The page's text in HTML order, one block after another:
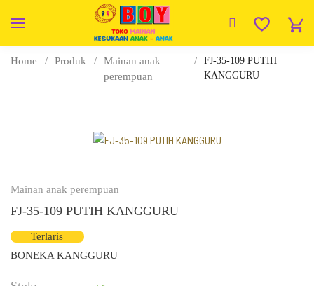
Home Produk
Mainan anak
perempuan
FJ-35-109 PUTIH
KANGGURU
Mainan anak perempuan
FJ-35-109 PUTIH KANGGURU
Terlaris
BONEKA KANGGURU